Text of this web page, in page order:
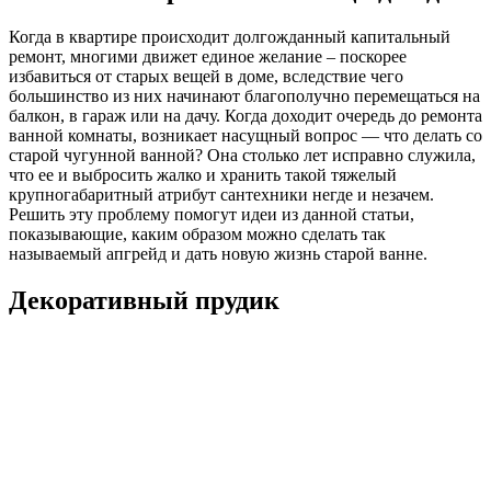
избавиться от старых вещей в доме, вследствие чего
большинство из них начинают благополучно перемещаться на
балкон, в гараж или на дачу. Когда доходит очередь до ремонта
ванной комнаты, возникает насущный вопрос — что делать со
старой чугунной ванной? Она столько лет исправно служила,
что ее и выбросить жалко и хранить такой тяжелый
крупногабаритный атрибут сантехники негде и незачем.
Решить эту проблему помогут идеи из данной статьи,
показывающие, каким образом можно сделать так
называемый апгрейд и дать новую жизнь старой ванне.
Декоративный прудик